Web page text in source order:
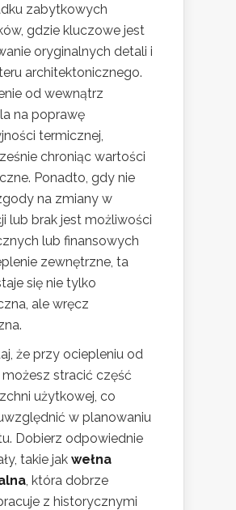
zabytkowych
gdzie kluczowe jest
oryginalnych detali i
architektonicznego.
od wewnątrz
na poprawę
termicznej,
chroniąc wartości
Ponadto, gdy nie
na zmiany w
lub brak jest możliwości
lub finansowych
zewnętrzne, ta
się nie tylko
ale wręcz
że przy ociepleniu od
stracić część
użytkowej, co
w planowaniu
Dobierz odpowiednie
takie jak wełna
, która dobrze
z historycznymi